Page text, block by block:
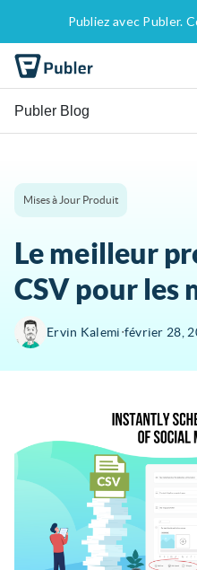
Publiez avec Publer.
Publer Blog
Mises à Jour Produit
Le meilleur
CSV pour les
Ervin Kalemi∙février 28,